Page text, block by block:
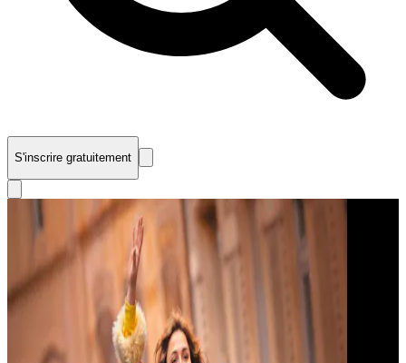
S'inscrire gratuitement